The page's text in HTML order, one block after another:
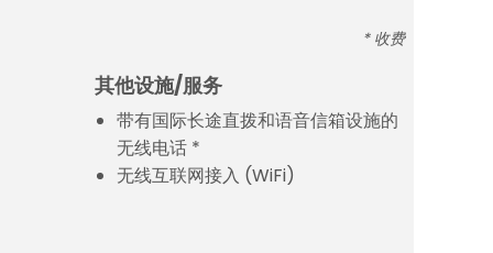
* 收费
其他设施/服务
带有国际长途直拨和语音信箱设施的
无线电话 *
无线互联网接入 (WiFi)